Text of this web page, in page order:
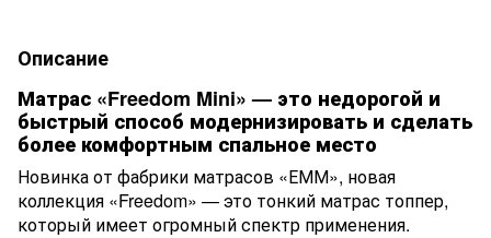
Описание
Матрас «Freedom Mini» — это недорогой и
быстрый способ модернизировать и сделать
более комфортным спальное место
Новинка от фабрики матрасов «ЕММ», новая
коллекция «Freedom» — это тонкий матрас топпер,
который имеет огромный спектр применения.